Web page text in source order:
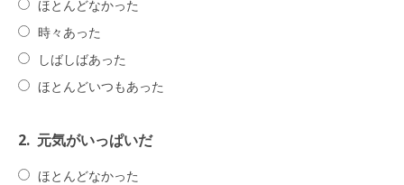
ほとんどなかった
時々あった
しばしばあった
ほとんどいつもあった
2. 元気がいっぱいだ
ほとんどなかった